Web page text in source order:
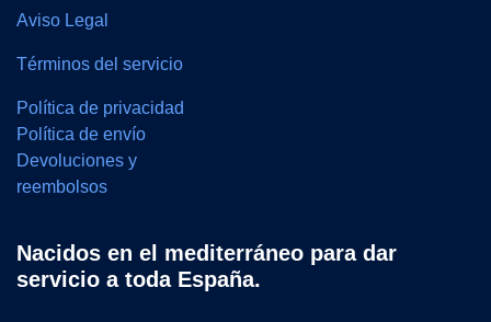
Aviso Legal
Términos del servicio
Política de privacidad
Política de envío
Devoluciones y
reembolsos
Nacidos en el mediterráneo para dar
servicio a toda España.